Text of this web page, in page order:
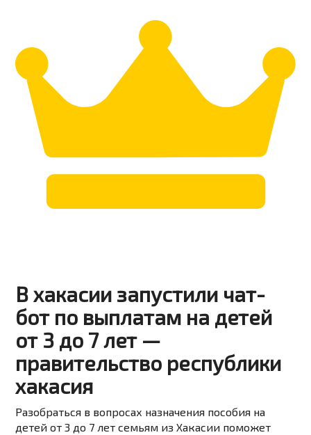
В хакасии запустили чат-
бот по выплатам на детей
от 3 до 7 лет —
правительство республики
хакасия
Разобраться в вопросах назначения пособия на
детей от 3 до 7 лет семьям из Хакасии поможет